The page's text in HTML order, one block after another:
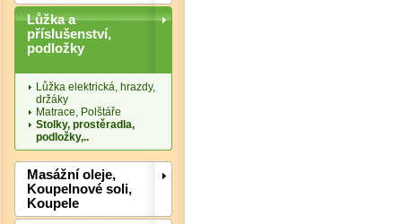
Lůžka a
příslušenství,
podložky
Lůžka elektrická, hrazdy,
držáky
Matrace, Polštáře
Stolky, prostěradla,
podložky,..
Masážní oleje,
Koupelnové soli,
Koupele